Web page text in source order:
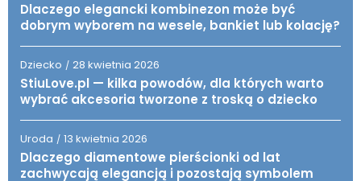
Dlaczego elegancki kombinezon może być
dobrym wyborem na wesele, bankiet lub kolację?
Dziecko / 28 kwietnia 2026
StiuLove.pl — kilka powodów, dla których warto
wybrać akcesoria tworzone z troską o dziecko
Uroda / 13 kwietnia 2026
Dlaczego diamentowe pierścionki od lat
zachwycają elegancją i pozostają symbolem